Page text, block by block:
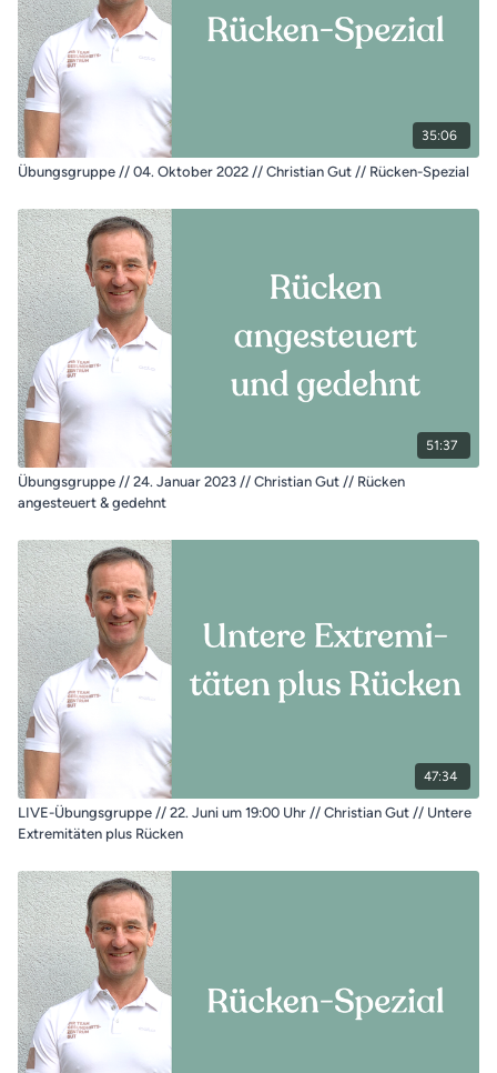
35:06
Übungsgruppe // 04. Oktober 2022 // Christian Gut // Rücken-Spezial
51:37
Übungsgruppe // 24. Januar 2023 // Christian Gut // Rücken
angesteuert & gedehnt
47:34
LIVE-Übungsgruppe // 22. Juni um 19:00 Uhr // Christian Gut // Untere
Extremitäten plus Rücken